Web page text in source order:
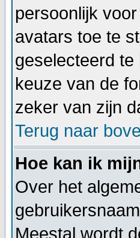
persoonlijk
avatars toe te
geselecteerd
keuze van de
zeker van zijn
Terug naar
Hoe kan ik
Over het
Meestal wordt